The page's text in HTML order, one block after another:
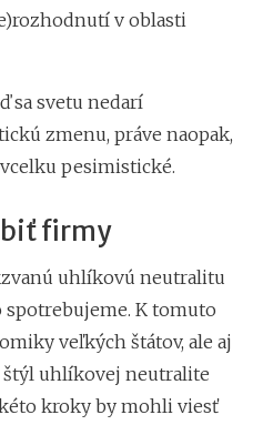
v oblasti
sa svetu nedarí
zmenu, práve naopak,
pesimistické.
firmy
uhlíkovú neutralitu
spotrebujeme. K tomuto
veľkých štátov, ale aj
uhlíkovej neutralite
kroky by mohli viesť